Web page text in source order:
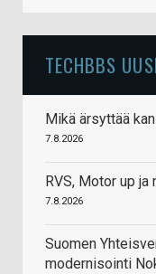
TECHBBS
Mikä ärsyttää
7.8.2026
RVS, Motor up ja
7.8.2026
Suomen
modernisointi